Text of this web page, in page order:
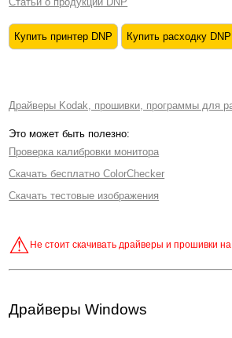
Купить принтер DNP Купить расходку DNP
Драйверы Kodak, прошивки, программы для
Это может быть полезно:
Проверка калибровки монитора
Скачать бесплатно ColorChecker
Скачать тестовые изображения
Не стоит скачивать драйверы и прошивки
Драйверы Windows